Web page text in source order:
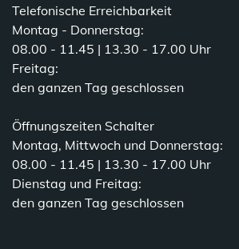
Telefonische Erreichbarkeit
Montag - Donnerstag:
08.00 - 11.45 | 13.30 - 17.00 Uhr
Freitag:
den ganzen Tag geschlossen
Öffnungszeiten Schalter
Montag, Mittwoch und Donnerstag:
08.00 - 11.45 | 13.30 - 17.00 Uhr
Dienstag und Freitag:
den ganzen Tag geschlossen